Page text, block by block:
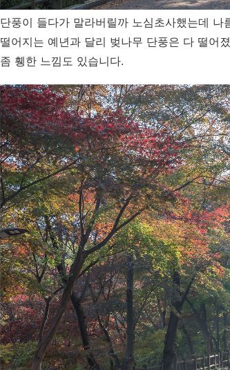
단풍이 들다가 말라버릴까 노심초사했는데
떨어지는 예년과 달리 벚나무 단풍은 다 떨어
좀 휑한 느낌도 있습니다.